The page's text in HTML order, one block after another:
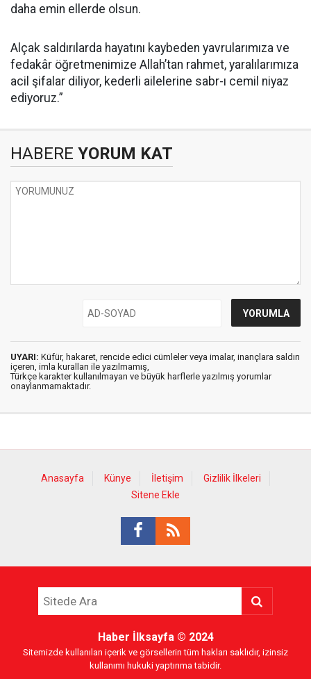
daha emin ellerde olsun.
Alçak saldırılarda hayatını kaybeden yavrularımıza ve
fedakâr öğretmenimize Allah’tan rahmet, yaralılarımıza
acil şifalar diliyor, kederli ailelerine sabr-ı cemil niyaz
ediyoruz.”
HABERE YORUM KAT
UYARI: Küfür, hakaret, rencide edici cümleler veya imalar, inançlara saldırı
içeren, imla kuralları ile yazılmamış,
Türkçe karakter kullanılmayan ve büyük harflerle yazılmış yorumlar
onaylanmamaktadır.
Anasayfa Künye İletişim
Gizlilik İlkeleri
Sitene Ekle
Haber İlksayfa© 2024
Sitemizde kullanılan içerik ve görsellerin tüm hakları saklıdır, izinsiz
kullanımı hukuki yaptırıma tabidir.